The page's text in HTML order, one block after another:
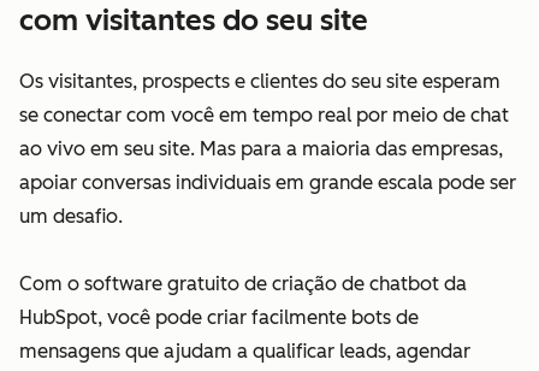
com visitantes do seu site
Os visitantes, prospects e clientes do seu site esperam
se conectar com você em tempo real por meio de chat
ao vivo em seu site. Mas para a maioria das empresas,
apoiar conversas individuais em grande escala pode ser
um desafio.
Com o software gratuito de criação de chatbot da
HubSpot, você pode criar facilmente bots de
mensagens que ajudam a qualificar leads, agendar